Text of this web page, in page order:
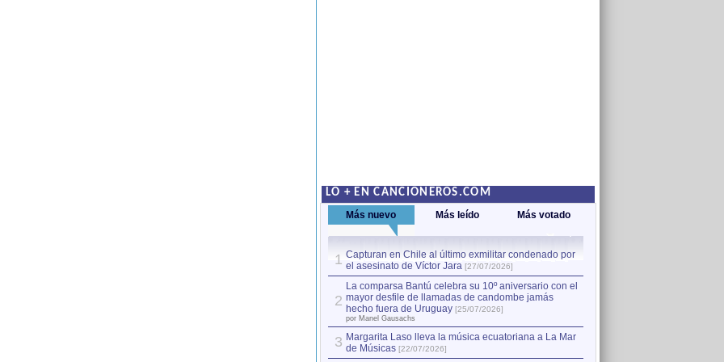
LO + EN CANCIONEROS.COM
Más nuevo Más leído Más votado
1 Capturan en Chile al último exmilitar condenado por
el asesinato de Víctor Jara [27/07/2026]
2
La comparsa Bantú celebra su 10º aniversario con el
mayor desfile de llamadas de candombe jamás
hecho fuera de Uruguay [25/07/2026]
por Manel Gausachs
3 Margarita Laso lleva la música ecuatoriana a La Mar
de Músicas [22/07/2026]